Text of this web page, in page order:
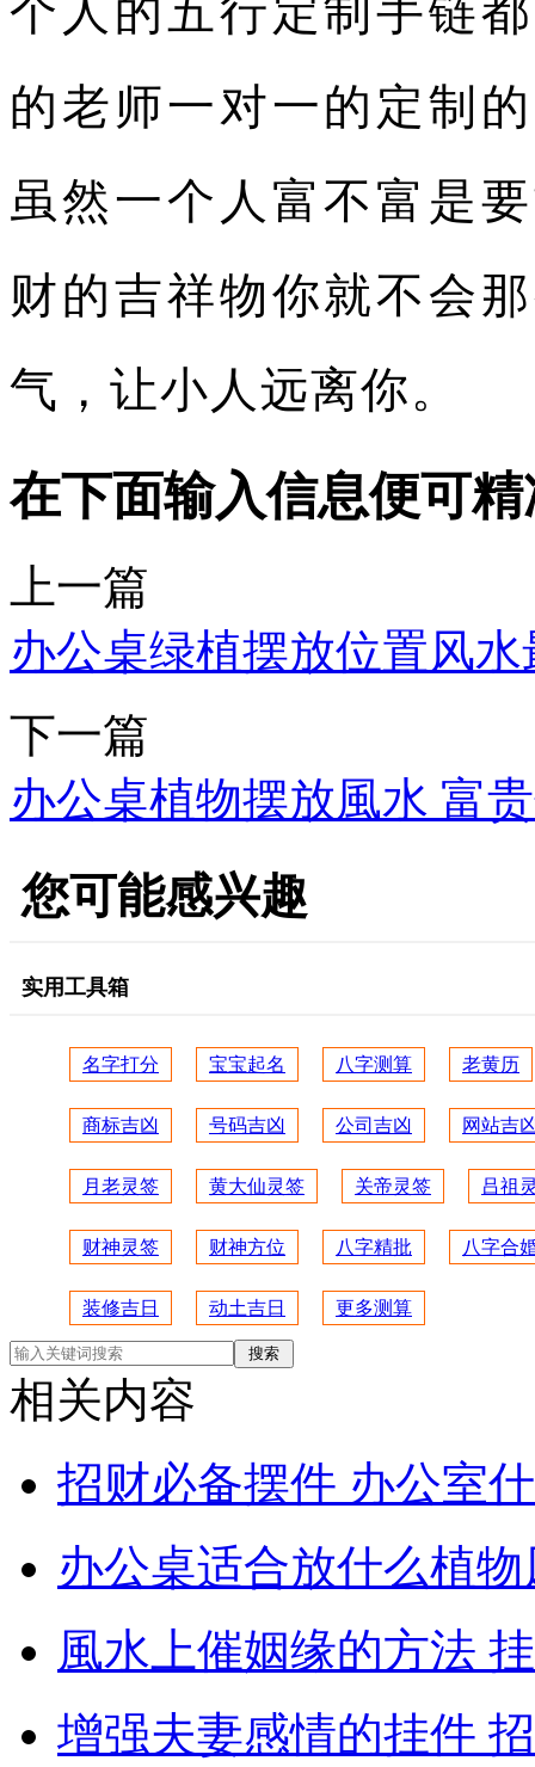
个人的五行定制手链
的老师一对一的定制
虽然一个人富不富是
财的吉祥物你就不会
气，让小人远离你。
在下面输入信息便可
上一篇
办公桌绿植摆放位置风
下一篇
办公桌植物摆放風水 富
您可能感兴趣
实用工具箱
名字打分 宝宝起名 八字测算 老黄历
商标吉凶 号码吉凶 公司吉凶 网站吉
月老灵签 黄大仙灵签 关帝灵签 吕祖
财神灵签 财神方位 八字精批 八字合
装修吉日 动土吉日 更多测算
相关内容
招财必备摆件 办公室
办公桌适合放什么植
風水上催姻缘的方法
增强夫妻感情的挂件